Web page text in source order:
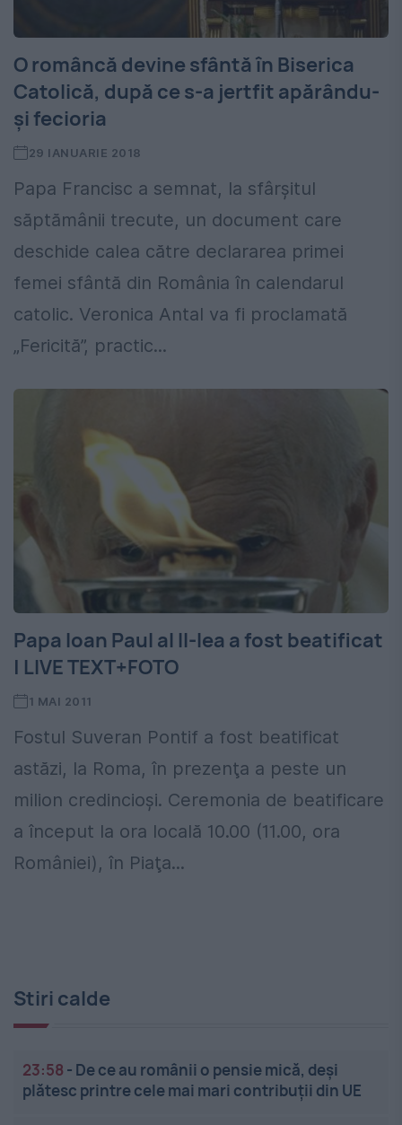
O româncă devine sfântă în Biserica
Catolică, după ce s-a jertfit apărându-
și fecioria
29 IANUARIE 2018
Papa Francisc a semnat, la sfârșitul
săptămânii trecute, un document care
deschide calea către declararea primei
femei sfântă din România în calendarul
catolic. Veronica Antal va fi proclamată
„Fericită”, practic...
Papa Ioan Paul al II-lea a fost beatificat
| LIVE TEXT+FOTO
1 MAI 2011
Fostul Suveran Pontif a fost beatificat
astăzi, la Roma, în prezenţa a peste un
milion credincioşi. Ceremonia de beatificare
a început la ora locală 10.00 (11.00, ora
României), în Piaţa...
Stiri calde
23:58 - De ce au românii o pensie mică, deși
plătesc printre cele mai mari contribuții din UE